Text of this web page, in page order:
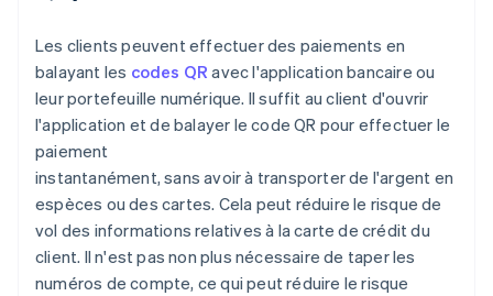
Les clients peuvent effectuer des paiements en
balayant les codes QR avec l'application bancaire ou
leur portefeuille numérique. Il suffit au client d'ouvrir
l'application et de balayer le code QR pour effectuer le
paiement
instantanément, sans avoir à transporter de l'argent en
espèces ou des cartes. Cela peut réduire le risque de
vol des informations relatives à la carte de crédit du
client. Il n'est pas non plus nécessaire de taper les
numéros de compte, ce qui peut réduire le risque